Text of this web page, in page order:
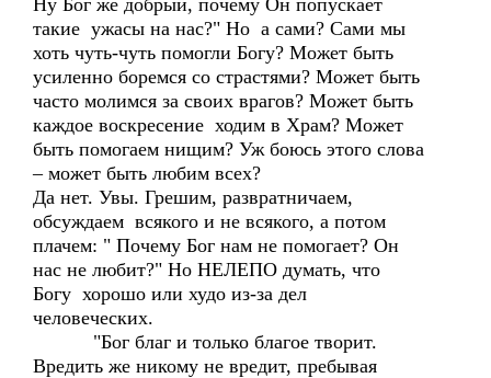
Ну Бог же добрый, почему Он попускает
такие ужасы на нас?" Но а сами? Сами мы
хоть чуть-чуть помогли Богу? Может быть
усиленно боремся со страстями? Может быть
часто молимся за своих врагов? Может быть
каждое воскресение ходим в Храм? Может
быть помогаем нищим? Уж боюсь этого слова
– может быть любим всех?
Да нет. Увы. Грешим, развратничаем,
обсуждаем всякого и не всякого, а потом
плачем: " Почему Бог нам не помогает? Он
нас не любит?" Но НЕЛЕПО думать, что
Богу хорошо или худо из-за дел
человеческих.
"Бог благ и только благое творит.
Вредить же никому не вредит, пребывая